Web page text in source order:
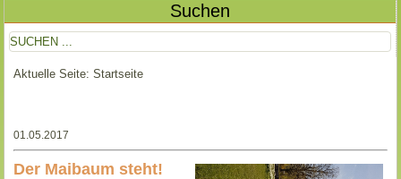
Suchen
Aktuelle Seite:Startseite
01.05.2017
Der Maibaum steht!